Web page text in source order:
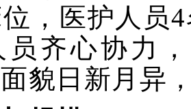
，医护人员
员齐心协力
貌日新月异